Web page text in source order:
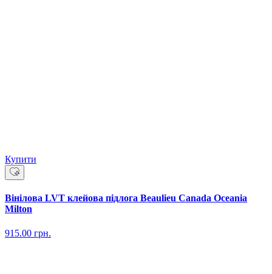
Купити
Вінілова LVT клейова підлога Beaulieu Canada Oceania
Milton
915.00 грн.